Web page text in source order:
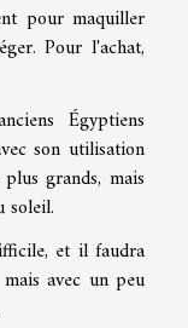
pour maquiller
Pour l'achat,
Égyptiens
son utilisation
grands, mais
soleil.
et il faudra
avec un peu